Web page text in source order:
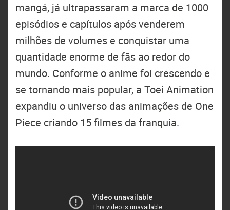
mangá, já ultrapassaram a marca de 1000
episódios e capítulos após venderem
milhões de volumes e conquistar uma
quantidade enorme de fãs ao redor do
mundo. Conforme o anime foi crescendo e
se tornando mais popular, a Toei Animation
expandiu o universo das animações de One
Piece criando 15 filmes da franquia.